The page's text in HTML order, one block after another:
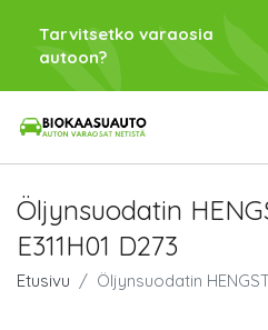
Tarvitsetko varaosia
autoon?
Öljynsuodatin
E311H01 D273
Etusivu Öljynsuodatin